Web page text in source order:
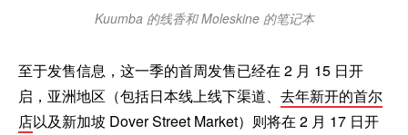
Kuumba 的线香和 Moleskine 的笔记本
至于发售信息，这一季的首周发售已经在 2 月 15 日开
启，亚洲地区（包括日本线上线下渠道、 去年新开的首尔
店以及新加坡 Dover Street Market）则将在 2 月 17 日开